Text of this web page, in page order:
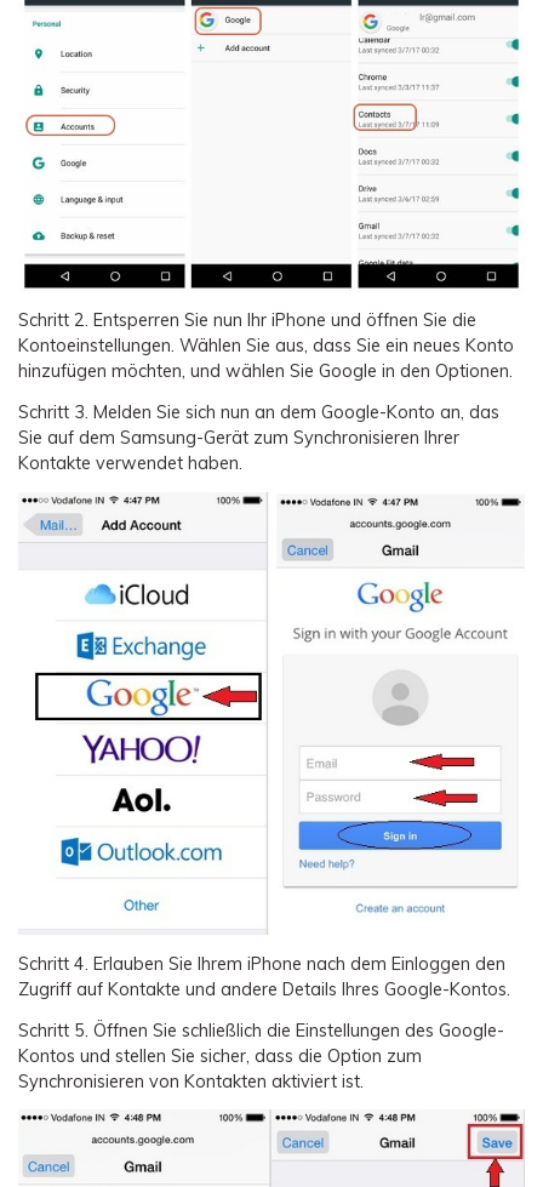
Schritt 2. Entsperren Sie nun Ihr iPhone und öffnen Sie die
Kontoeinstellungen. Wählen Sie aus, dass Sie ein neues Konto
hinzufügen möchten, und wählen Sie Google in den Optionen.
Schritt 3. Melden Sie sich nun an dem Google-Konto an, das
Sie auf dem Samsung-Gerät zum Synchronisieren Ihrer
Kontakte verwendet haben.
Schritt 4. Erlauben Sie Ihrem iPhone nach dem Einloggen den
Zugriff auf Kontakte und andere Details Ihres Google-Kontos.
Schritt 5. Öffnen Sie schließlich die Einstellungen des Google-
Kontos und stellen Sie sicher, dass die Option zum
Synchronisieren von Kontakten aktiviert ist.